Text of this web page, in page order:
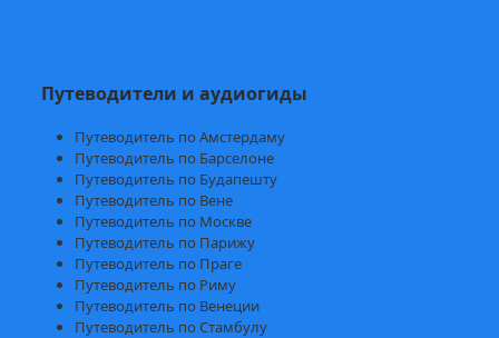
Путеводители и аудиогиды
Путеводитель по Амстердаму
Путеводитель по Барселоне
Путеводитель по Будапешту
Путеводитель по Вене
Путеводитель по Москве
Путеводитель по Парижу
Путеводитель по Праге
Путеводитель по Риму
Путеводитель по Венеции
Путеводитель по Стамбулу